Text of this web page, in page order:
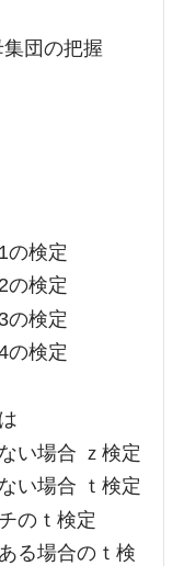
団の把握
の検定
の検定
の検定
の検定
い場合 ｚ検定
い場合 ｔ検定
のｔ検定
る場合のｔ検